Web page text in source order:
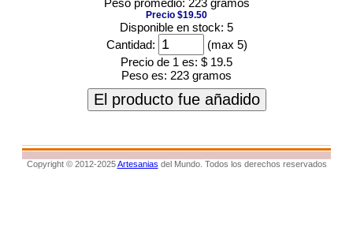
Precio $19.50
Disponible en stock: 5
Cantidad:
(max 5)
Precio de 1 es: $ 19.5
Peso es: 223 gramos
El producto fue añadido
Copyright © 2012-2025Artesanias del Mundo. Todos los derechos reservados